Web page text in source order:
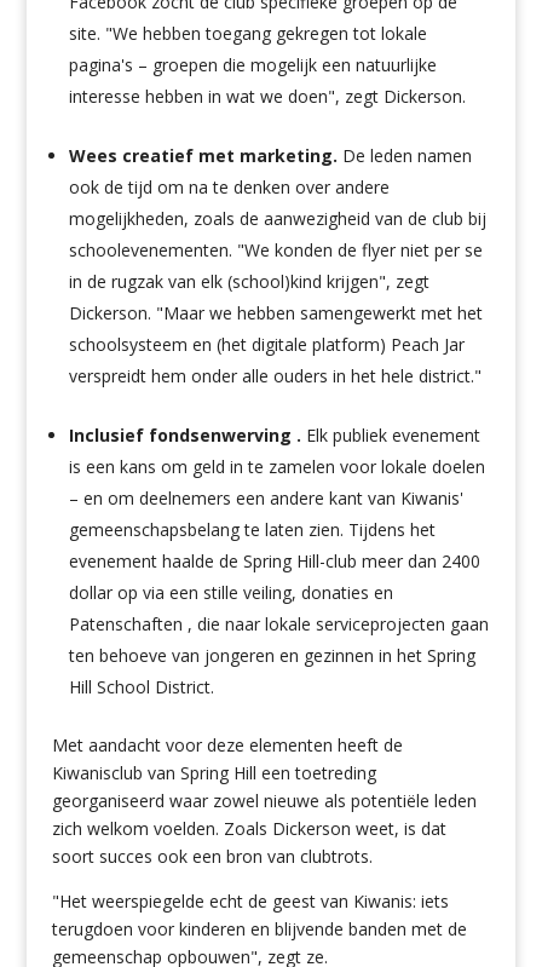
site. "We hebben toegang gekregen tot lokale
pagina's – groepen die mogelijk een natuurlijke
interesse hebben in wat we doen", zegt Dickerson.
Wees creatief met marketing. De leden namen
ook de tijd om na te denken over andere
mogelijkheden, zoals de aanwezigheid van de club bij
schoolevenementen. "We konden de flyer niet per se
in de rugzak van elk (school)kind krijgen", zegt
Dickerson. "Maar we hebben samengewerkt met het
schoolsysteem en (het digitale platform) Peach Jar
verspreidt hem onder alle ouders in het hele district."
Inclusief fondsenwerving . Elk publiek evenement
is een kans om geld in te zamelen voor lokale doelen
– en om deelnemers een andere kant van Kiwanis'
gemeenschapsbelang te laten zien. Tijdens het
evenement haalde de Spring Hill-club meer dan 2400
dollar op via een stille veiling, donaties en
Patenschaften , die naar lokale serviceprojecten gaan
ten behoeve van jongeren en gezinnen in het Spring
Hill School District.
Met aandacht voor deze elementen heeft de
Kiwanisclub van Spring Hill een toetreding
georganiseerd waar zowel nieuwe als potentiële leden
zich welkom voelden. Zoals Dickerson weet, is dat
soort succes ook een bron van clubtrots.
"Het weerspiegelde echt de geest van Kiwanis: iets
terugdoen voor kinderen en blijvende banden met de
gemeenschap opbouwen", zegt ze.